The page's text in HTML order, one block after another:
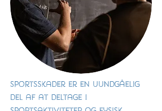
Sportsskader er en uundgåelig
del af at deltage i